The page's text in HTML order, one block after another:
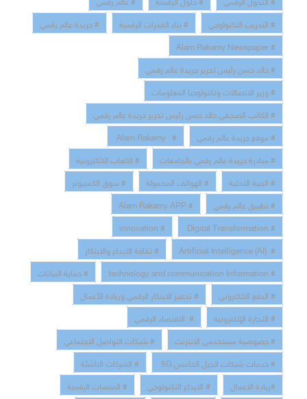
# التدريب التكنولوجي
# بناء القدرات الرقمية
# جريدة عالم رقمي
# Alam Rakamy Newspaper
# خالد حسن رئيس تحرير جريدة عالم رقمي
# وزير الاتصالات وتكنولوجيا المعلومات
# الكاتب الصحفي خالد حسن رئيس تحرير جريدة عالم رقمي
# موقع جريدة عالم رقمي
# Alam Rakamy
# مبادرة جريدة عالم رقمي بالجامعات
# الالعاب الالكترونية
# البنية التحتية
# الهواتف المحمولة
# سوق الكمبيوتر
# تطبيق عالم رقمي
# Alam Rakamy APP
# Digital Transformation
# innovation
# Artificial Intelligence (AI)
# ثقافة الابداع والابتكار
# technology and communication Information
# حماية البيانات
# الدفع الالكتروني
# تحفيز الابتكار الرقمي وريادة الأعمال
# التجارة الإلكترونية
# الاقتصاد الرقمي
# خصوصية مستخدمى الانترنت
# شبكات التواصل الاجتماعي
# خدمات شبكات الجيل الخامس 5G
# الشركات الناشئة
#ريادة الاعمال
# الابداع التكنولوجي
# المنصات الرقمية